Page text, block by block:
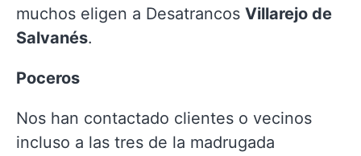
muchos eligen a Desatrancos Villarejo de
Salvanés.
Poceros
Nos han contactado clientes o vecinos
incluso a las tres de la madrugada